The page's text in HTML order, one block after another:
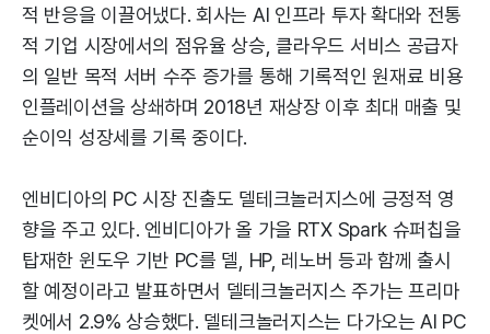
적 반응을 이끌어냈다. 회사는 AI 인프라 투자 확대와 전통
적 기업 시장에서의 점유율 상승, 클라우드 서비스 공급자
의 일반 목적 서버 수주 증가를 통해 기록적인 원재료 비용
인플레이션을 상쇄하며 2018년 재상장 이후 최대 매출 및
순이익 성장세를 기록 중이다.
엔비디아의 PC 시장 진출도 델테크놀러지스에 긍정적 영
향을 주고 있다. 엔비디아가 올 가을 RTX Spark 슈퍼칩을
탑재한 윈도우 기반 PC를 델, HP, 레노버 등과 함께 출시
할 예정이라고 발표하면서 델테크놀러지스 주가는 프리마
켓에서 2.9% 상승했다. 델테크놀러지스는 다가오는 AI PC